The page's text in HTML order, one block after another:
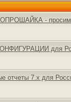
-
для
отчеты 7.x для